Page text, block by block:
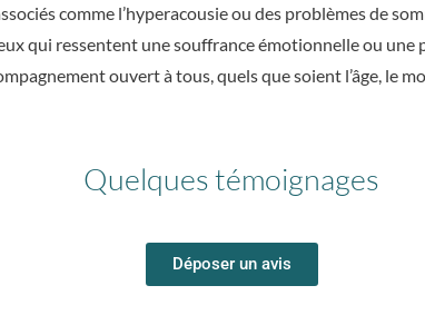
comme l’hyperacousie ou des problèmes de
qui ressentent une souffrance émotionnelle ou une
ouvert à tous, quels que soient l’âge, le
Quelques témoignages
Déposer un avis